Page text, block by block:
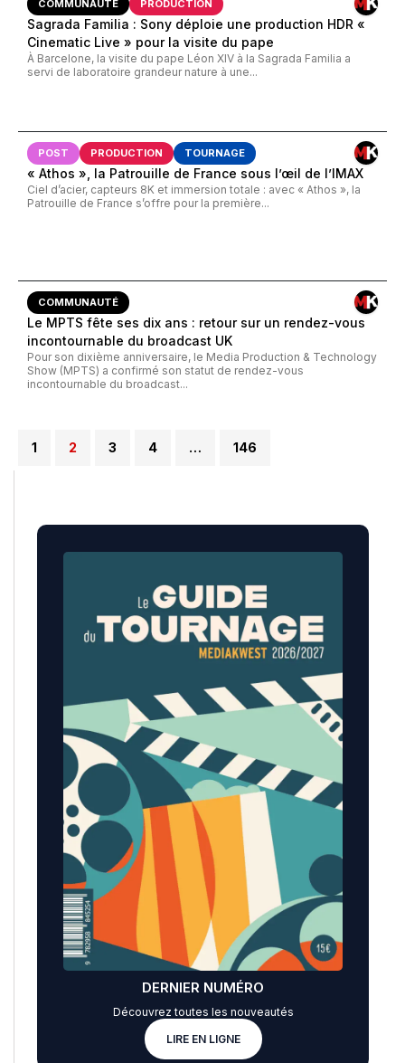
COMMUNAUTÉ PRODUCTION
Sagrada Familia : Sony déploie une production HDR «
Cinematic Live » pour la visite du pape
À Barcelone, la visite du pape Léon XIV à la Sagrada Familia a
servi de laboratoire grandeur nature à une...
POST PRODUCTION TOURNAGE
« Athos », la Patrouille de France sous l’œil de l’IMAX
Ciel d’acier, capteurs 8K et immersion totale : avec « Athos », la
Patrouille de France s’offre pour la première...
COMMUNAUTÉ
Le MPTS fête ses dix ans : retour sur un rendez-vous
incontournable du broadcast UK
Pour son dixième anniversaire, le Media Production & Technology
Show (MPTS) a confirmé son statut de rendez-vous
incontournable du broadcast...
1 2 3 4 … 146
DERNIER NUMÉRO
Découvrez toutes les nouveautés
LIRE EN LIGNE